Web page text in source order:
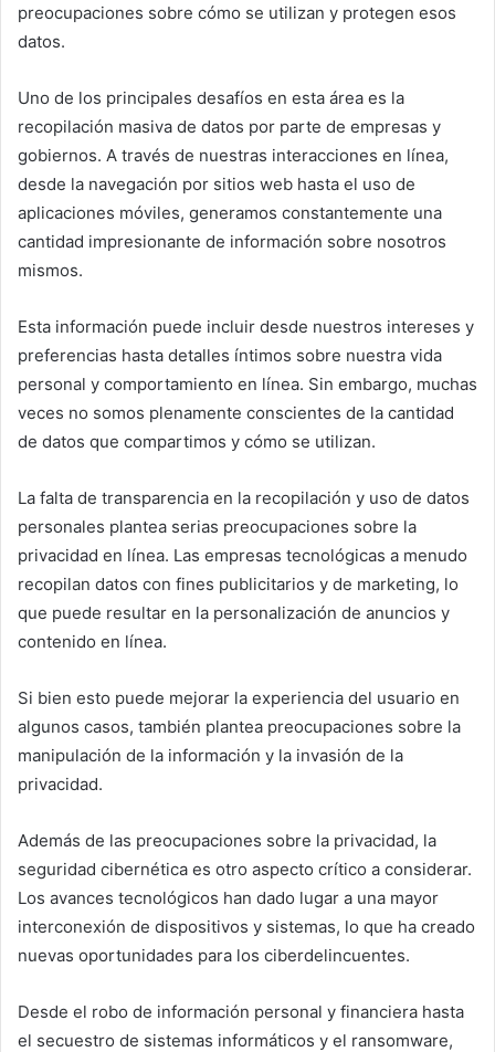
preocupaciones sobre cómo se utilizan y protegen esos
datos.
Uno de los principales desafíos en esta área es la
recopilación masiva de datos por parte de empresas y
gobiernos. A través de nuestras interacciones en línea,
desde la navegación por sitios web hasta el uso de
aplicaciones móviles, generamos constantemente una
cantidad impresionante de información sobre nosotros
mismos.
Esta información puede incluir desde nuestros intereses y
preferencias hasta detalles íntimos sobre nuestra vida
personal y comportamiento en línea. Sin embargo, muchas
veces no somos plenamente conscientes de la cantidad
de datos que compartimos y cómo se utilizan.
La falta de transparencia en la recopilación y uso de datos
personales plantea serias preocupaciones sobre la
privacidad en línea. Las empresas tecnológicas a menudo
recopilan datos con fines publicitarios y de marketing, lo
que puede resultar en la personalización de anuncios y
contenido en línea.
Si bien esto puede mejorar la experiencia del usuario en
algunos casos, también plantea preocupaciones sobre la
manipulación de la información y la invasión de la
privacidad.
Además de las preocupaciones sobre la privacidad, la
seguridad cibernética es otro aspecto crítico a considerar.
Los avances tecnológicos han dado lugar a una mayor
interconexión de dispositivos y sistemas, lo que ha creado
nuevas oportunidades para los ciberdelincuentes.
Desde el robo de información personal y financiera hasta
el secuestro de sistemas informáticos y el ransomware,